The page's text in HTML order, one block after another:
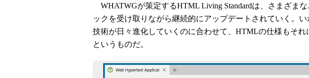
WHATWGが策定するHTML Living Standardは、さまざま
ックを受け取りながら継続的にアップデートされていく。
技術が日々進化していくのに合わせて、HTMLの仕様もそれ
というものだ。